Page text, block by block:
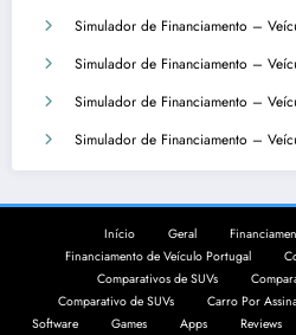
Simulador de Financiamento –
Simulador de Financiamento –
Simulador de Financiamento –
Simulador de Financiamento –
Início Geral
Financiamento de Veículo Portugal
Comparativos de SUVs
Comparativo de SUVs
Carro Por
Software
Games Apps Reviews